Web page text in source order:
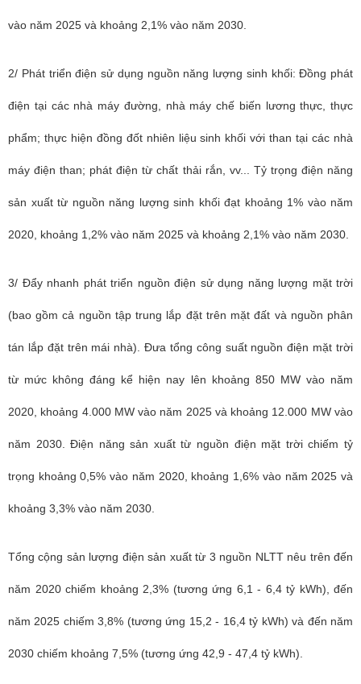
vào năm 2025 và khoảng 2,1% vào năm 2030.
2/ Phát triển điện sử dụng nguồn năng lượng sinh khối: Đồng phát
điện tại các nhà máy đường, nhà máy chế biến lương thực, thực
phẩm; thực hiện đồng đốt nhiên liệu sinh khối với than tại các nhà
máy điện than; phát điện từ chất thải rắn, vv... Tỷ trọng điện năng
sản xuất từ nguồn năng lượng sinh khối đạt khoảng 1% vào năm
2020, khoảng 1,2% vào năm 2025 và khoảng 2,1% vào năm 2030.
3/ Đẩy nhanh phát triển nguồn điện sử dụng năng lượng mặt trời
(bao gồm cả nguồn tập trung lắp đặt trên mặt đất và nguồn phân
tán lắp đặt trên mái nhà). Đưa tổng công suất nguồn điện mặt trời
từ mức không đáng kể hiện nay lên khoảng 850 MW vào năm
2020, khoảng 4.000 MW vào năm 2025 và khoảng 12.000 MW vào
năm 2030. Điện năng sản xuất từ nguồn điện mặt trời chiếm tỷ
trọng khoảng 0,5% vào năm 2020, khoảng 1,6% vào năm 2025 và
khoảng 3,3% vào năm 2030.
Tổng cộng sản lượng điện sản xuất từ 3 nguồn NLTT nêu trên đến
năm 2020 chiếm khoảng 2,3% (tương ứng 6,1 - 6,4 tỷ kWh), đến
năm 2025 chiếm 3,8% (tương ứng 15,2 - 16,4 tỷ kWh) và đến năm
2030 chiếm khoảng 7,5% (tương ứng 42,9 - 47,4 tỷ kWh).